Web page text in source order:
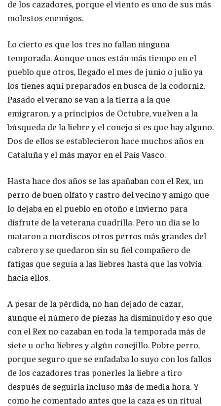
de los cazadores, porque el viento es uno de sus más
molestos enemigos.
Lo cierto es que los tres no fallan ninguna
temporada. Aunque unos están más tiempo en el
pueblo que otros, llegado el mes de junio o julio ya
los tienes aquí preparados en busca de la codorniz.
Pasado el verano se van a la tierra a la que
emigraron, y a principios de Octubre, vuelven a la
búsqueda de la liebre y el conejo si es que hay alguno.
Dos de ellos se establecieron hace muchos años en
Cataluña y el más mayor en el País Vasco.
Hasta hace dos años se las apañaban con el Rex, un
perro de buen olfato y rastro del vecino y amigo que
lo dejaba en el pueblo en otoño e invierno para
disfrute de la veterana cuadrilla. Pero un día se lo
mataron a mordiscos otros perros más grandes del
cabrero y se quedaron sin su fiel compañero de
fatigas que seguía a las liebres hasta que las volvía
hacía ellos.
A pesar de la pérdida, no han dejado de cazar,
aunque el número de piezas ha disminuido y eso que
con el Rex no cazaban en toda la temporada más de
siete u ocho liebres y algún conejillo. Pobre perro,
porque seguro que se enfadaba lo suyo con los fallos
de los cazadores tras ponerles la liebre a tiro
después de seguirla incluso más de media hora. Y
como he comentado antes que la caza es un ritual